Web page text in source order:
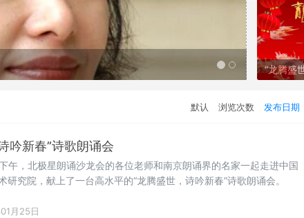
后赤壁赋
“龙腾盛
默认 浏览次数 发布日期
吟新春”诗歌朗诵会
午，北极星朗诵沙龙会的各位老师和南京朗诵界的名家一起走进中国
研究院，献上了一台高水平的“龙腾盛世，诗吟新春”诗歌朗诵会。
月25日